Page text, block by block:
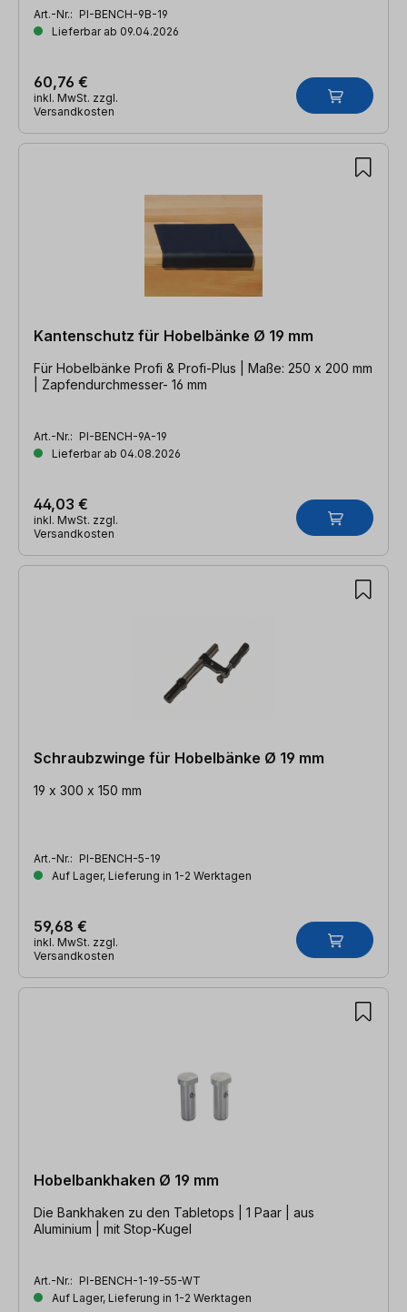
Art.-Nr.: PI-BENCH-9B-19
Lieferbar ab 09.04.2026
60,76 €
inkl. MwSt. zzgl.
Versandkosten
Kantenschutz für Hobelbänke Ø 19 mm
Für Hobelbänke Profi & Profi-Plus | Maße: 250 x 200 mm
| Zapfendurchmesser- 16 mm
Art.-Nr.: PI-BENCH-9A-19
Lieferbar ab 04.08.2026
44,03 €
inkl. MwSt. zzgl.
Versandkosten
Schraubzwinge für Hobelbänke Ø 19 mm
19 x 300 x 150 mm
Art.-Nr.: PI-BENCH-5-19
Auf Lager, Lieferung in 1-2 Werktagen
59,68 €
inkl. MwSt. zzgl.
Versandkosten
Hobelbankhaken Ø 19 mm
Die Bankhaken zu den Tabletops | 1 Paar | aus
Aluminium | mit Stop-Kugel
Art.-Nr.: PI-BENCH-1-19-55-WT
Auf Lager, Lieferung in 1-2 Werktagen